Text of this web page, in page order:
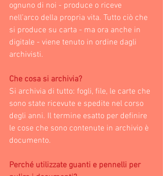
ognuno di noi - produce o riceve
nell’arco della propria vita. Tutto ciò che
si produce su carta - ma ora anche in
digitale - viene tenuto in ordine dagli
archivisti.
Che cosa si archivia?
Si archivia di tutto: fogli, file, le carte che
sono state ricevute e spedite nel corso
degli anni. Il termine esatto per definire
le cose che sono contenute in archivio è
documento.
Perché utilizzate guanti e pennelli per